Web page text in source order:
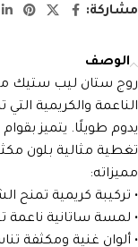
مشاركة:
الوصف
روج ستان ليب ستيك من
الناعمة والكريمية
يدوم طويلًا. يتميز
تغطية مثالية بلون
مميزاته:
• تركيبة كريمية تمنح
• لمسة ساتانية ناعمة
• ألوان غنية ومكثفة